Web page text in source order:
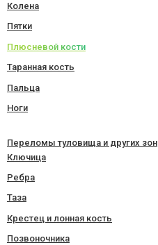
Колена
Пятки
Плюсневой кости
Таранная кость
Пальца
Ноги
Переломы туловища и других зон
Ключица
Ребра
Таза
Крестец и лонная кость
Позвоночника